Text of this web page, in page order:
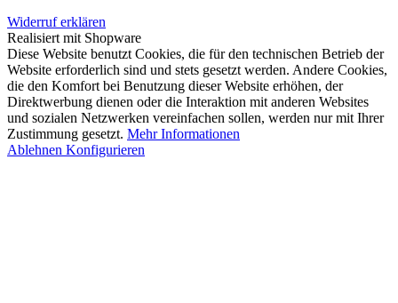
Widerruf erklären
Realisiert mit Shopware
Diese Website benutzt Cookies, die für den technischen Betrieb der
Website erforderlich sind und stets gesetzt werden. Andere Cookies,
die den Komfort bei Benutzung dieser Website erhöhen, der
Direktwerbung dienen oder die Interaktion mit anderen Websites
und sozialen Netzwerken vereinfachen sollen, werden nur mit Ihrer
Zustimmung gesetzt. Mehr Informationen
Ablehnen Konfigurieren